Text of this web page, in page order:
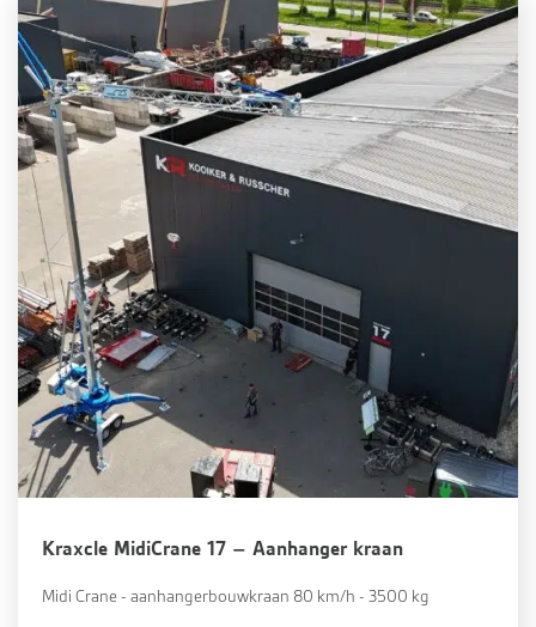
Kraxcle MidiCrane 17 – Aanhanger kraan
Midi Crane - aanhangerbouwkraan 80 km/h - 3500 kg